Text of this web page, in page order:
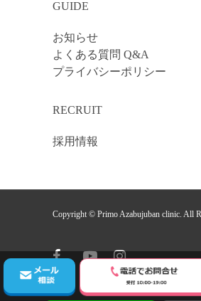
GUIDE
お知らせ
よくある質問 Q&A
プライバシーポリシー
RECRUIT
採用情報
Copyright © Primo Azabujuban clinic. All